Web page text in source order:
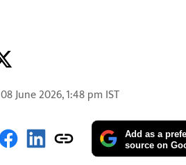
08 June 2026, 1:48 pm IST
Add as a
source on